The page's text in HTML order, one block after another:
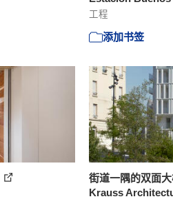
工程
添加书签
街道一隅的双面
Krauss